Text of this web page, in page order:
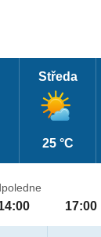
Středa
25 °C
17:00